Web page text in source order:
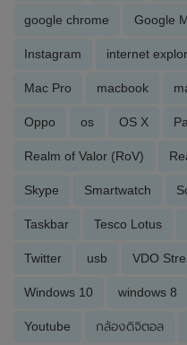
google chrome Google
Instagram internet
Mac Pro macbook
Oppo os OS X
Realm of Valor (RoV)
Skype Smartwatch
Taskbar Tesco Lotus
Twitter usb VDO
Windows 10 windows 8
Youtube กล้องดิจิตอล